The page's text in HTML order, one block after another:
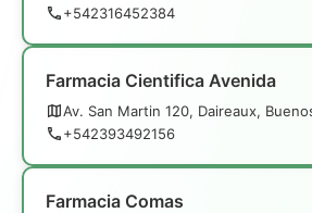
+542316452384
Farmacia Cientifica Avenida
Av. San Martin 120, Daireaux,
+542393492156
Farmacia Comas